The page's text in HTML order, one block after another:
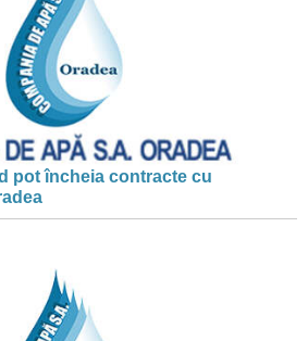
pot încheia contracte cu